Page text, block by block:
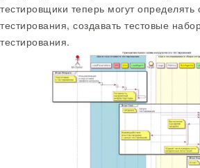
тестировщики теперь могут определять
тестирования, создавать тестовые
тестирования.